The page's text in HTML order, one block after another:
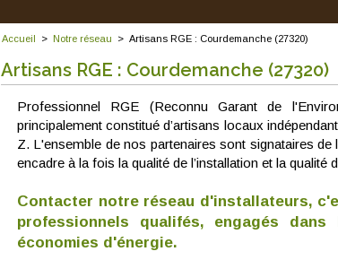
Accueil > Notre réseau > Artisans RGE : Courdemanche (27320)
Artisans RGE : Courdemanche (27320)
Professionnel RGE (Reconnu Garant de
principalement constitué d’artisans locaux
Z. L'ensemble de nos partenaires sont signataires de
encadre à la fois la qualité de l’installation et la
Contacter notre réseau d'installateurs,
professionnels qualifés, engagés
économies d'énergie.